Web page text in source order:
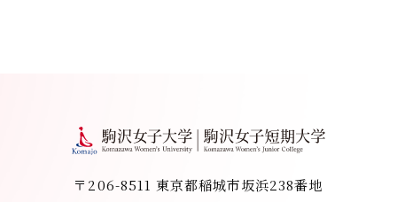
〒206-8511 東京都稲城市坂浜238番地